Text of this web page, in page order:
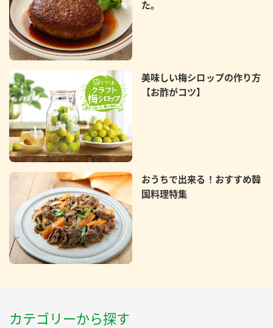
た。
美味しい梅シロップの作り方
【お酢がコツ】
おうちで出来る！おすすめ韓
国料理特集
カテゴリーから探す